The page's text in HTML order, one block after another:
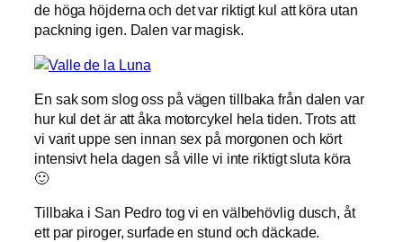
de höga höjderna och det var riktigt kul att köra utan
packning igen. Dalen var magisk.
En sak som slog oss på vägen tillbaka från dalen var
hur kul det är att åka motorcykel hela tiden. Trots att
vi varit uppe sen innan sex på morgonen och kört
intensivt hela dagen så ville vi inte riktigt sluta köra
🙂
Tillbaka i San Pedro tog vi en välbehövlig dusch, åt
ett par piroger, surfade en stund och däckade.